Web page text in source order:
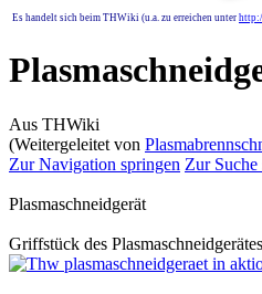
Es handelt sich beim THWiki (u.a. zu erreichen unter
Aus THWiki
(Weitergeleitet von
Zur Navigation springen Zur Suche
Plasmaschneidgerät
Griffstück des Plasmaschneidgerätes